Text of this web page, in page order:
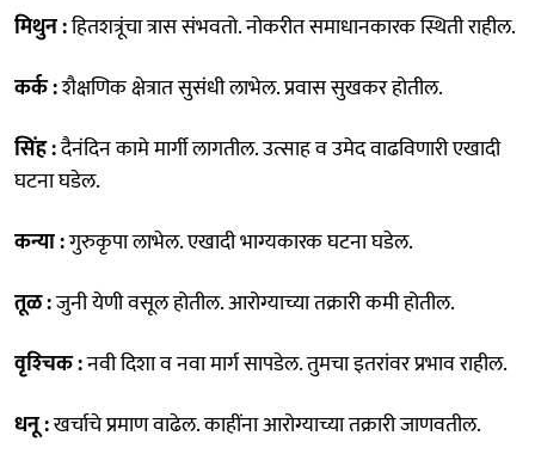
मिथुन :हितशत्रूंचा त्रास संभवतो. नोकरीत समाधानकारक स्थिती राहील.
कर्क :शैक्षणिक क्षेत्रात सुसंधी लाभेल. प्रवास सुखकर होतील.
सिंह :दैनंदिन कामे मार्गी लागतील. उत्साह व उमेद वाढविणारी एखादी
घटना घडेल.
कन्या :गुरुकृपा लाभेल. एखादी भाग्यकारक घटना घडेल.
तूळ :जुनी येणी वसूल होतील. आरोग्याच्या तक्रारी कमी होतील.
वृश्‍चिक :नवी दिशा व नवा मार्ग सापडेल. तुमचा इतरांवर प्रभाव राहील.
धनू :खर्चाचे प्रमाण वाढेल. काहींना आरोग्याच्या तक्रारी जाणवतील.